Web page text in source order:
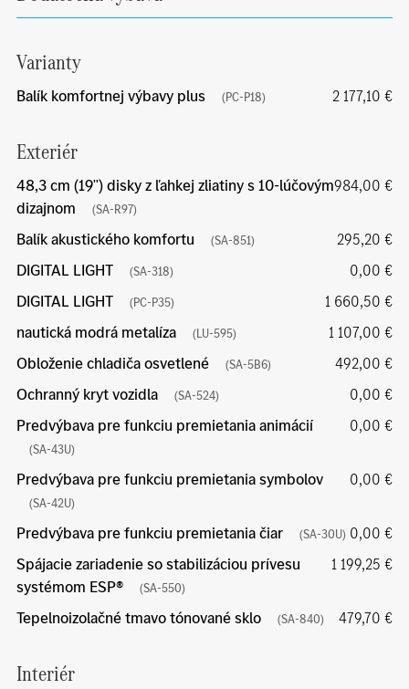
Varianty
Balík komfortnej výbavy plus (PC-P18) 2 177,10 €
Exteriér
48,3 cm (19") disky z ľahkej zliatiny s 10-lúčovým
dizajnom
(SA-R97)
984,00 €
Balík akustického komfortu (SA-851)
295,20 €
DIGITAL LIGHT
(SA-318)
0,00 €
DIGITAL LIGHT
(PC-P35)
1 660,50 €
nautická modrá metalíza
(LU-595)
1 107,00 €
Obloženie chladiča osvetlené
(SA-5B6)
492,00 €
Ochranný kryt vozidla
(SA-524)
0,00 €
Predvýbava pre funkciu premietania animácií
(SA-43U)
0,00 €
Predvýbava pre funkciu premietania symbolov
(SA-42U)
0,00 €
Predvýbava pre funkciu premietania čiar (SA-30U) 0,00 €
Spájacie zariadenie so stabilizáciou prívesu
systémom ESP®
(SA-550)
1 199,25 €
Tepelnoizolačné tmavo tónované sklo (SA-840) 479,70 €
Interiér